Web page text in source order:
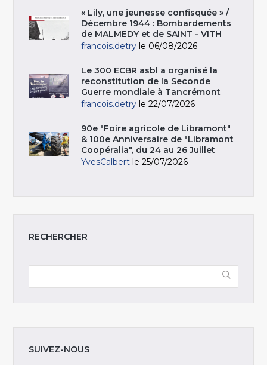
« Lily, une jeunesse confisquée » /
Décembre 1944 : Bombardements
de MALMEDY et de SAINT - VITH
francois.detry le 06/08/2026
Le 300 ECBR asbl a organisé la
reconstitution de la Seconde
Guerre mondiale à Tancrémont
francois.detry le 22/07/2026
90e "Foire agricole de Libramont"
& 100e Anniversaire de "Libramont
Coopéralia", du 24 au 26 Juillet
YvesCalbert le 25/07/2026
RECHERCHER
SUIVEZ-NOUS